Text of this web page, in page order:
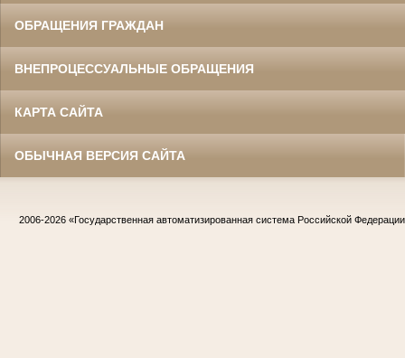
ОБРАЩЕНИЯ ГРАЖДАН
ВНЕПРОЦЕССУАЛЬНЫЕ ОБРАЩЕНИЯ
КАРТА САЙТА
ОБЫЧНАЯ ВЕРСИЯ САЙТА
2006-2026 «Государственная автоматизированная система Российской